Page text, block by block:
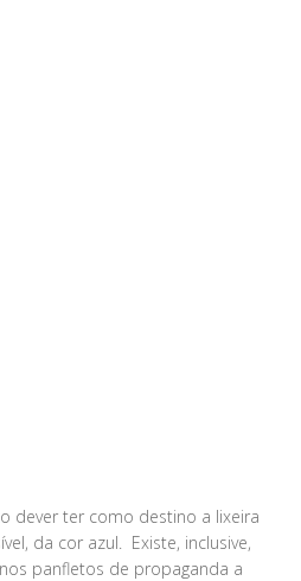
dever ter como destino a lixeira
da cor azul. Existe, inclusive,
panfletos de propaganda a